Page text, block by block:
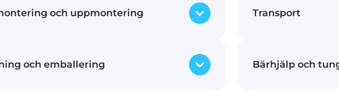
och uppmontering
dig att skruva isär möblerna inför flytten
monterar upp dem igen på din nya adress.
och emballering
Transport
Med våra
transporterar
Bärhjälp och